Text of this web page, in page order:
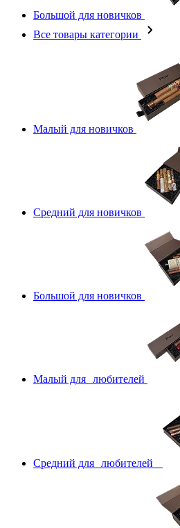
Большой для новичков
Все товары категории
Малый для новичков
Средний для новичков
Большой для новичков
Малый для любителей
Средний для любителей